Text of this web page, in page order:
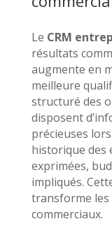
Le CRM
résultats
augmente en
meilleure
structuré des
disposent
précieuses
historique des
exprimées,
impliqués.
transforme les
commerciaux.